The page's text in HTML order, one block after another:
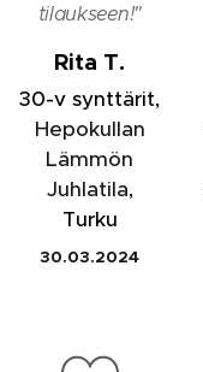
tilaukseen!"
Rita T.
30-v synttärit,
Hepokullan
Lämmön
Juhlatila,
Turku
30.03.2024